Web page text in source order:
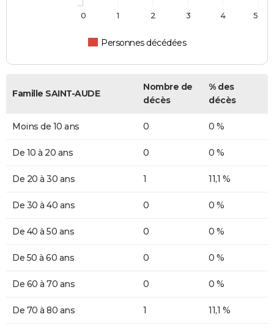
Personnes décédées
0 1 2 3 4 5
Famille SAINT-AUDE
Nombre de
décès
% des
décès
Moins de 10 ans 0 0 %
De 10 à 20 ans 0 0 %
De 20 à 30 ans 1 11,1 %
De 30 à 40 ans 0 0 %
De 40 à 50 ans 0 0 %
De 50 à 60 ans 0 0 %
De 60 à 70 ans 0 0 %
De 70 à 80 ans 1 11,1 %